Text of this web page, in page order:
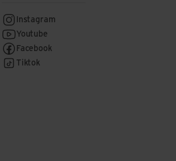
Instagram
Youtube
Facebook
Tiktok